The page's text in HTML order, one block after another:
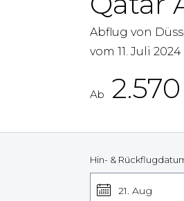
Abflug von
vom 11. Juli
Ab 2.570
Hin- &
21. Aug